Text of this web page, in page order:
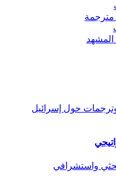
مترجمة
حول إسرائيل
واستشرافي